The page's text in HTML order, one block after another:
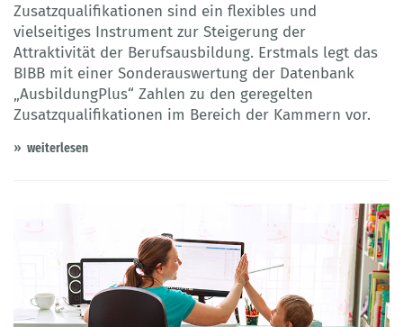
Zusatzqualifikationen sind ein flexibles und
vielseitiges Instrument zur Steigerung der
Attraktivität der Berufsausbildung. Erstmals legt das
BIBB mit einer Sonderauswertung der Datenbank
„AusbildungPlus“ Zahlen zu den geregelten
Zusatzqualifikationen im Bereich der Kammern vor.
weiterlesen